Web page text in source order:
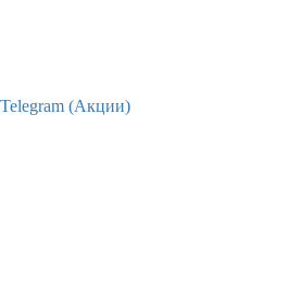
Telegram (Акции)